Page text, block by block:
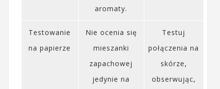
aromaty.
Testowanie
na papierze
Nie ocenia się
mieszanki
zapachowej
jedynie na
Testuj
połączenia na
skórze,
obserwując,